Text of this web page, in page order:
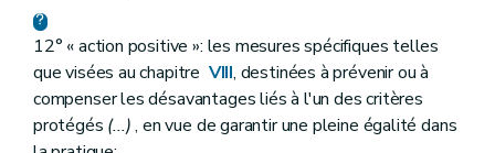
12° « action positive »: les mesures spécifiques telles
que visées au chapitre VIII, destinées à prévenir ou à
compenser les désavantages liés à l'un des critères
protégés (...), en vue de garantir une pleine égalité dans